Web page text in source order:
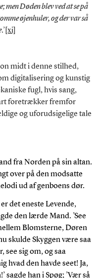
men Døden blev ved at se på
øjenhuler, og der var så
.’ [xi]
midt i denne stilhed,
digitalisering og kunstig
fugl, hvis sang,
foretrækker fremfor
og uforudsigelige tale
fra Norden på sin altan.
over på den modsatte
ud af genboens dør.
det eneste Levende,
den lærde Mand. ’See
Blomsterne, Døren
skulde Skyggen være saa
see sig om, og saa
hvad den havde seet! Ja,
sagde han i Spøg; ’Vær så